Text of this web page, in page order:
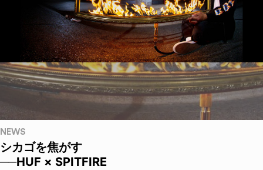
NEWS
シカゴを焦がす
──HUF × SPITFIRE